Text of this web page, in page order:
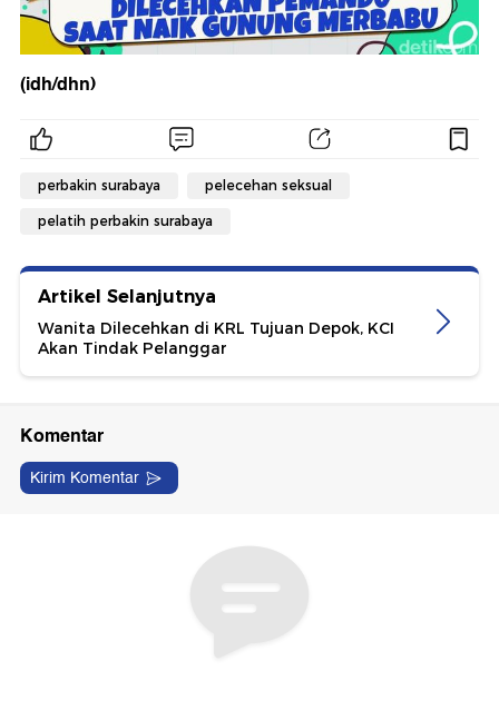
(idh/dhn)
perbakin surabaya pelecehan seksual
pelatih perbakin surabaya
Artikel Selanjutnya
Wanita Dilecehkan di KRL Tujuan Depok, KCI
Akan Tindak Pelanggar